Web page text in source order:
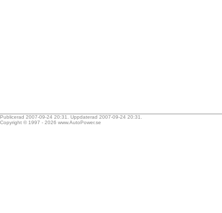
Publicerad 2007-09-24 20:31. Uppdaterad 2007-09-24 20:31.
Copyright © 1997 - 2026 www.AutoPower.se